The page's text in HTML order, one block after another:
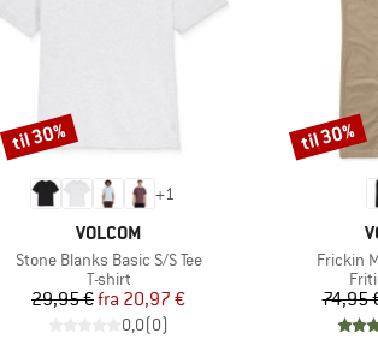
+1
MÆRKE
VOLCOM
Artikel
Stone Blanks Basic S/S Tee
Produktgruppe
T-shirt
Pris
29,95 € Nedsat pris
fra 20,97 €
0,0(0)
Rabat
til 30%
Artikel
Frickin
74,95
Rabat
til 30%